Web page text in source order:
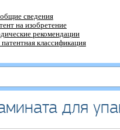
сведения
на изобретение
рекомендации
классификация
для